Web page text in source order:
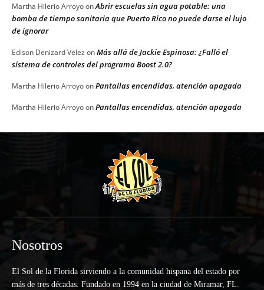
Martha Hilerio ArroyoonAbrir escuelas sin agua potable: una
bomba de tiempo sanitaria que Puerto Rico no puede darse el lujo
de ignorar
Edison Denizard Velez onMás allá de Jackie Espinosa: ¿Falló el
sistema de controles del programa Boost 2.0?
Martha Hilerio ArroyoonPantallas encendidas, atención apagada
Martha Hilerio ArroyoonPantallas encendidas, atención apagada
Nosotros
El Sol de la Florida sirviendo a la comunidad hispana del estado por
más de tres décadas. Fundado en 1994 en la ciudad de Miramar, FL.